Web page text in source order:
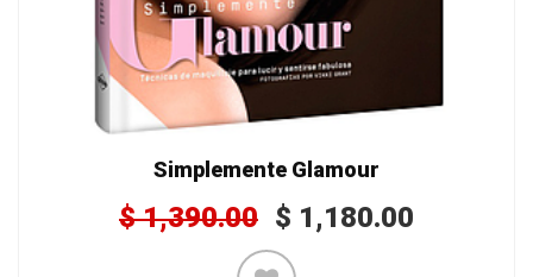
Simplemente Glamour
$1,390.00 $ 1,180.00